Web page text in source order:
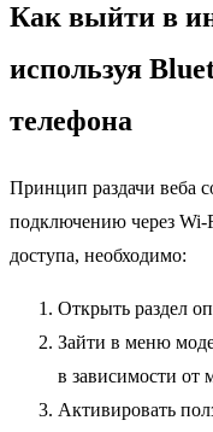
Как выйти в
используя
телефона
Принцип раздачи веба
подключению через Wi-
доступа, необходимо:
Открыть раздел
Зайти в меню
в зависимости от
Активировать